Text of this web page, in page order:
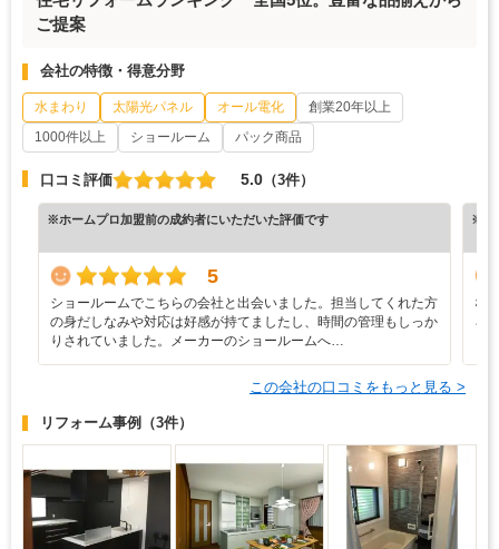
ご提案
会社の特徴・得意分野
水まわり 太陽光パネル オール電化
創業20年以上
1000件以上
ショールーム パック商品
口コミ評価 5.0 （3件）
※ホームプロ加盟前の成約者にいただいた評価です
5
ショールームでこちらの会社と出会いました。担当してくれた方
の身だしなみや対応は好感が持てましたし、時間の管理もしっか
りされていました。メーカーのショールームへ…
※ホ
な
ろ
この会社の口コミをもっと見る >
リフォーム事例 （3件）